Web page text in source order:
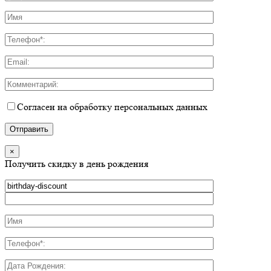
Согласен на обработку персональных данных
×
Получить скидку в день рождения